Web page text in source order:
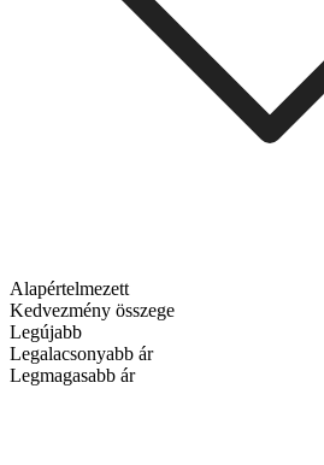
Alapértelmezett
Kedvezmény összege
Legújabb
Legalacsonyabb ár
Legmagasabb ár